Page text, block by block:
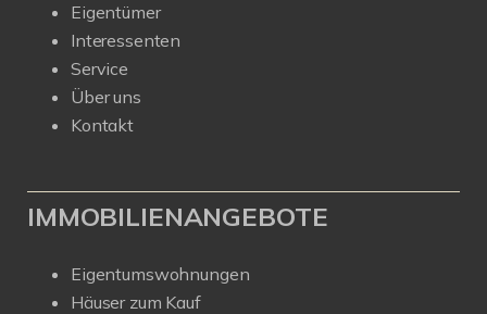
Eigentümer
Interessenten
Service
Über uns
Kontakt
IMMOBILIENANGEBOTE
Eigentumswohnungen
Häuser zum Kauf